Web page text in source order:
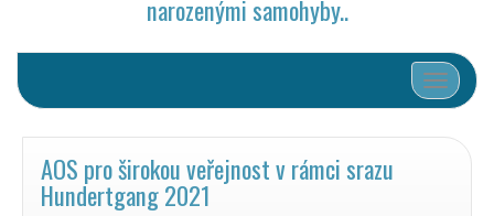
narozenými samohyby..
AOS pro širokou veřejnost v rámci srazu
Hundertgang 2021